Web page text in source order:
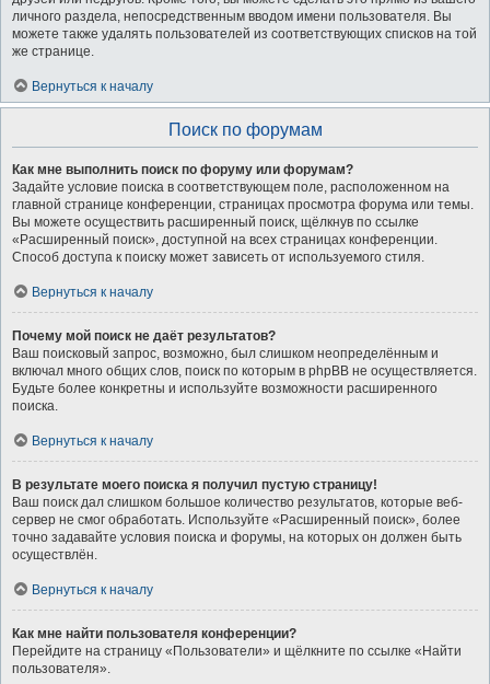
личного раздела, непосредственным вводом имени пользователя. Вы
можете также удалять пользователей из соответствующих списков на той
же странице.
Вернуться к началу
Поиск по форумам
Как мне выполнить поиск по форуму или форумам?
Задайте условие поиска в соответствующем поле, расположенном на
главной странице конференции, страницах просмотра форума или темы.
Вы можете осуществить расширенный поиск, щёлкнув по ссылке
«Расширенный поиск», доступной на всех страницах конференции.
Способ доступа к поиску может зависеть от используемого стиля.
Вернуться к началу
Почему мой поиск не даёт результатов?
Ваш поисковый запрос, возможно, был слишком неопределённым и
включал много общих слов, поиск по которым в phpBB не осуществляется.
Будьте более конкретны и используйте возможности расширенного
поиска.
Вернуться к началу
В результате моего поиска я получил пустую страницу!
Ваш поиск дал слишком большое количество результатов, которые веб-
сервер не смог обработать. Используйте «Расширенный поиск», более
точно задавайте условия поиска и форумы, на которых он должен быть
осуществлён.
Вернуться к началу
Как мне найти пользователя конференции?
Перейдите на страницу «Пользователи» и щёлкните по ссылке «Найти
пользователя».